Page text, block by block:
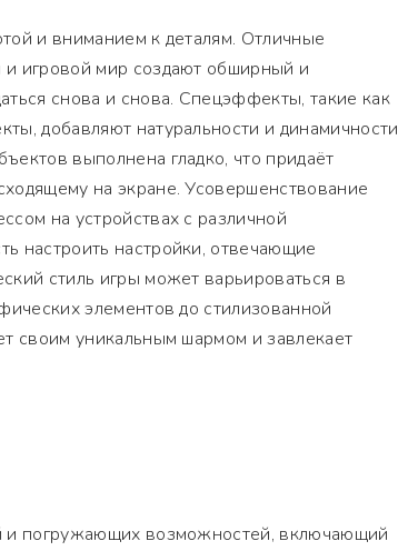
и вниманием к деталям. Отличные
игровой мир создают обширный и
снова и снова. Спецэффекты, такие как
добавляют натуральности и динамичности
выполнена гладко, что придаёт
на экране. Усовершенствование
на устройствах с различной
настроить настройки, отвечающие
стиль игры может варьироваться в
элементов до стилизованной
своим уникальным шармом и завлекает
и погружающих возможностей, включающий